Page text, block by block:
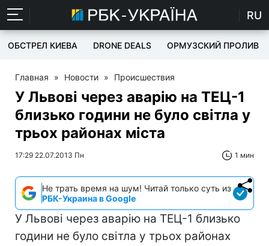
RU
ОБСТРЕЛ КИЕВА DRONE DEALS ОРМУЗСКИЙ ПРОЛИВ
Главная » Новости » Происшествия
У Львові через аварію на ТЕЦ-1
близько години не було світла у
трьох районах міста
17:29 22.07.2013 Пн 1 мин
Не трать время на шум! Читай только суть из
РБК-Украина в Google
У Львові через аварію на ТЕЦ-1 близько
години не було світла у трьох районах